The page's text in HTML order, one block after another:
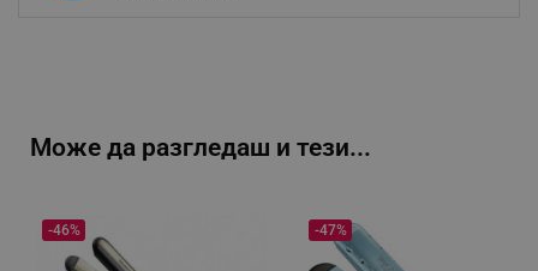
Може да разгледаш и тези...
-46% -47%